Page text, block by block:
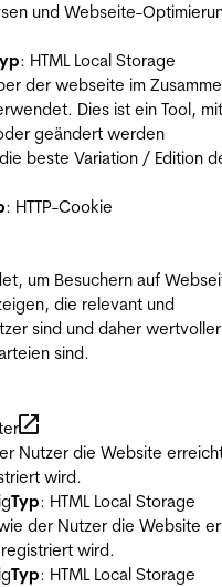
und Webseite-
: HTML Local Storage
der webseite im
Dies ist ein Tool,
geändert werden
beste Variation / Edition
: HTTP-Cookie
um Besuchern auf
die relevant und
sind und daher
sind.
Nutzer die Website
wird.
Typ: HTML Local Storage
der Nutzer die Website
wird.
Typ: HTML Local Storage